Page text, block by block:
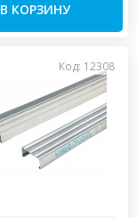
В КОРЗИНУ
Код: 12308